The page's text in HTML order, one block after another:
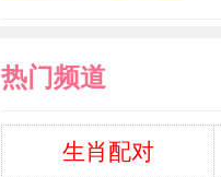
些关于镜子的恐
子”与“禁子”谐
热门频道
生肖配对